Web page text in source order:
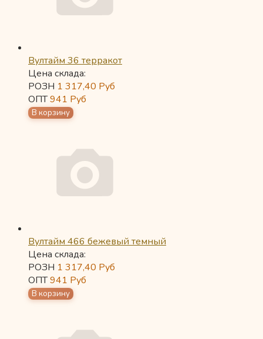
Вултайм 36 терракот
Цена склада:
РОЗН 1 317,40 Руб
ОПТ941 Руб
Вултайм 466 бежевый темный
Цена склада:
РОЗН 1 317,40 Руб
ОПТ941 Руб